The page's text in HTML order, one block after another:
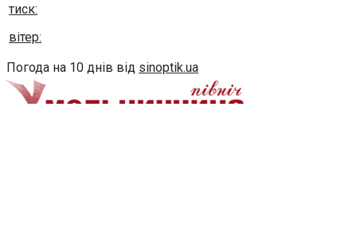
тиск:
вітер:
Погода на 10 днів від sinoptik.ua